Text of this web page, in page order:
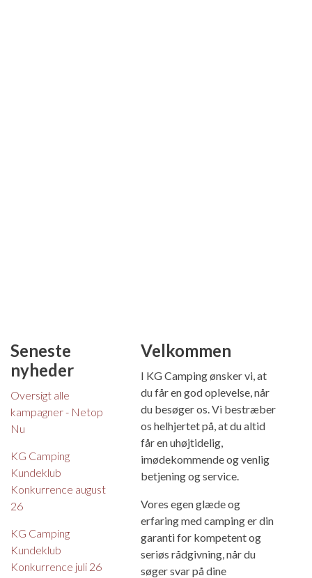
Seneste
nyheder
Oversigt alle
kampagner - Netop
Nu
KG Camping
Kundeklub
Konkurrence august
26
KG Camping
Kundeklub
Konkurrence juli 26
Velkommen
I KG Camping ønsker vi, at
du får en god oplevelse, når
du besøger os. Vi bestræber
os helhjertet på, at du altid
får en uhøjtidelig,
imødekommende og venlig
betjening og service.
Vores egen glæde og
erfaring med camping er din
garanti for kompetent og
seriøs rådgivning, når du
søger svar på dine